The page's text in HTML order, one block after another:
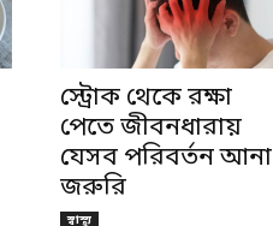
স্ট্রোক থেকে রক্ষা
পেতে জীবনধারায়
যেসব পরিবর্তন আনা
জরুরি
স্বাস্থ্য